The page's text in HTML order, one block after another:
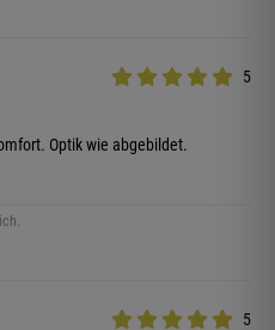
5
Optik wie abgebildet.
5